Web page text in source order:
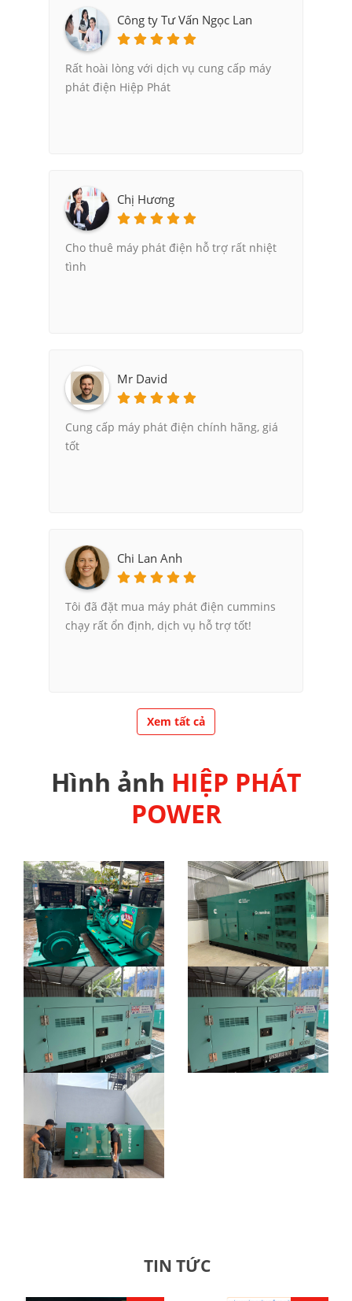
Công ty Tư Vấn Ngọc Lan
Rất hoài lòng với dịch vụ cung cấp máy
phát điện Hiệp Phát
Chị Hương
Cho thuê máy phát điện hỗ trợ rất nhiệt
tình
Mr David
Cung cấp máy phát điện chính hãng, giá
tốt
Chi Lan Anh
Tôi đã đặt mua máy phát điện cummins
chạy rất ổn định, dịch vụ hỗ trợ tốt!
Xem tất cả
Hình ảnh HIỆP PHÁT
POWER
TIN TỨC